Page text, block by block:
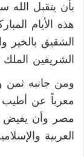
بأن يتقبل الله
هذه الأيام
الشقيق بالخير
الشريفين
ومن جانبه ثمن
معرباً عن أطيب
مصر وأن يفيض
العربية